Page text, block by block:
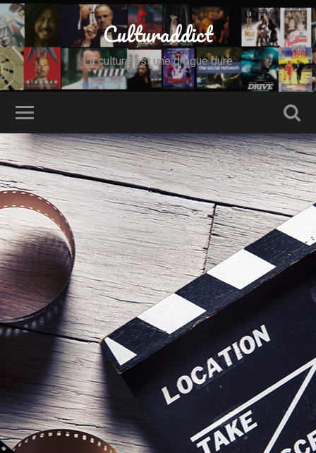
Culturaddict
La culture est une drogue dure